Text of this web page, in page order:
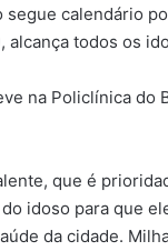
calendário
todos os
na Policlínica do
que é
idoso para que
da cidade.